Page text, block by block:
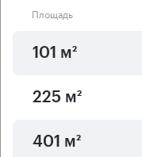
Площадь
101 м²
225 м²
401 м²